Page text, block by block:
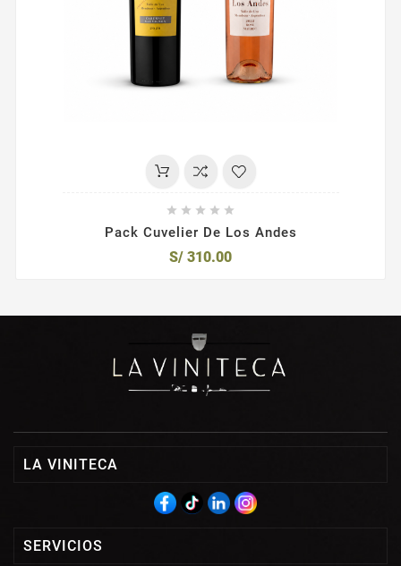
    
Pack Cuvelier De Los Andes
S/ 310.00
LA VINITECA
SERVICIOS